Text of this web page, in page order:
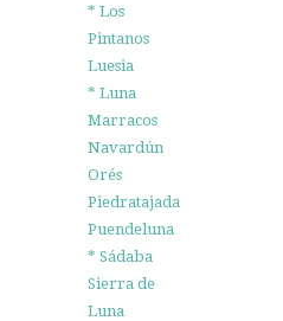
* Los
Pintanos
Luesia
* Luna
Marracos
Navardún
Orés
Piedratajada
Puendeluna
* Sádaba
Sierra de
Luna